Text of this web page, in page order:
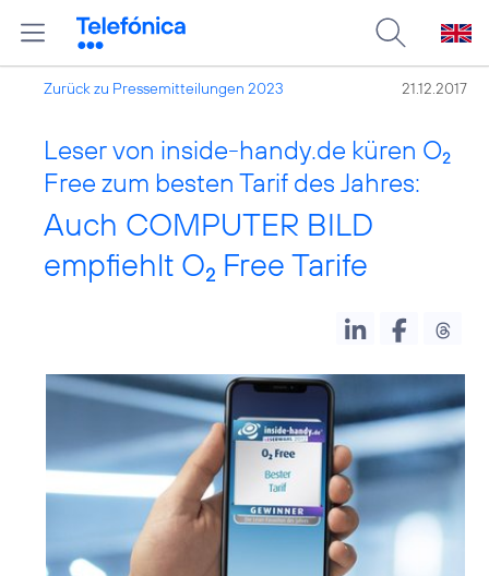
Zurück zu Pressemitteilungen 2023 21.12.2017
Leser von inside-handy.de küren O2
Free zum besten Tarif des Jahres:
Auch COMPUTER BILD
empfiehlt O2 Free Tarife